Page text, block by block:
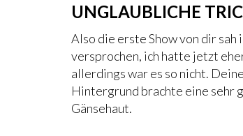
UNGLAUBLICHE
Also die erste Show von dir
versprochen, ich hatte jetzt
allerdings war es so nicht.
Hintergrund brachte eine sehr
Gänsehaut.